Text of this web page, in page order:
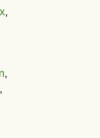
,
,